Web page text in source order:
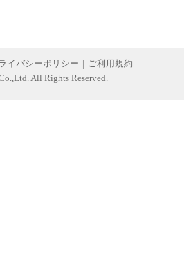
イバシーポリシー | ご利用規約
All Rights Reserved.